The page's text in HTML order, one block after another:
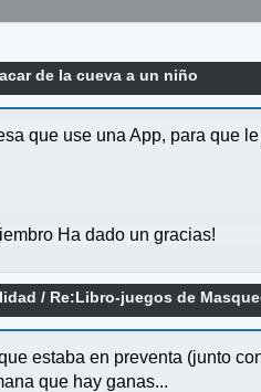
de la cueva a un niño
que use una App, para que
Ha dado un gracias!
/ Re:Libro-juegos de
estaba en preventa (junto
que hay ganas...